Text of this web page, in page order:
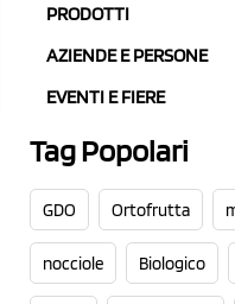
PRODOTTI
AZIENDE E PERSONE
EVENTI E FIERE
Tag Popolari
GDO Ortofrutta
nocciole Biologico